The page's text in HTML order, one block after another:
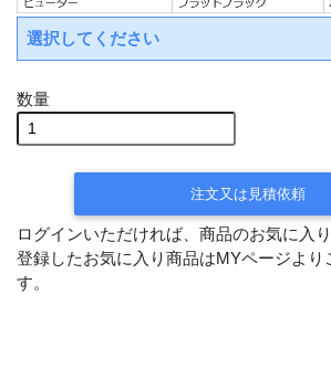
選択してください
数量
注文又は見積依頼
ログインいただければ、商品のお気に入
登録したお気に入り商品はMYページより
す。